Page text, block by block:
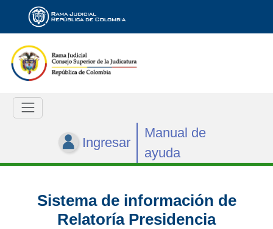
Ingresar
Manual de
ayuda
Sistema de información de
Relatoría Presidencia